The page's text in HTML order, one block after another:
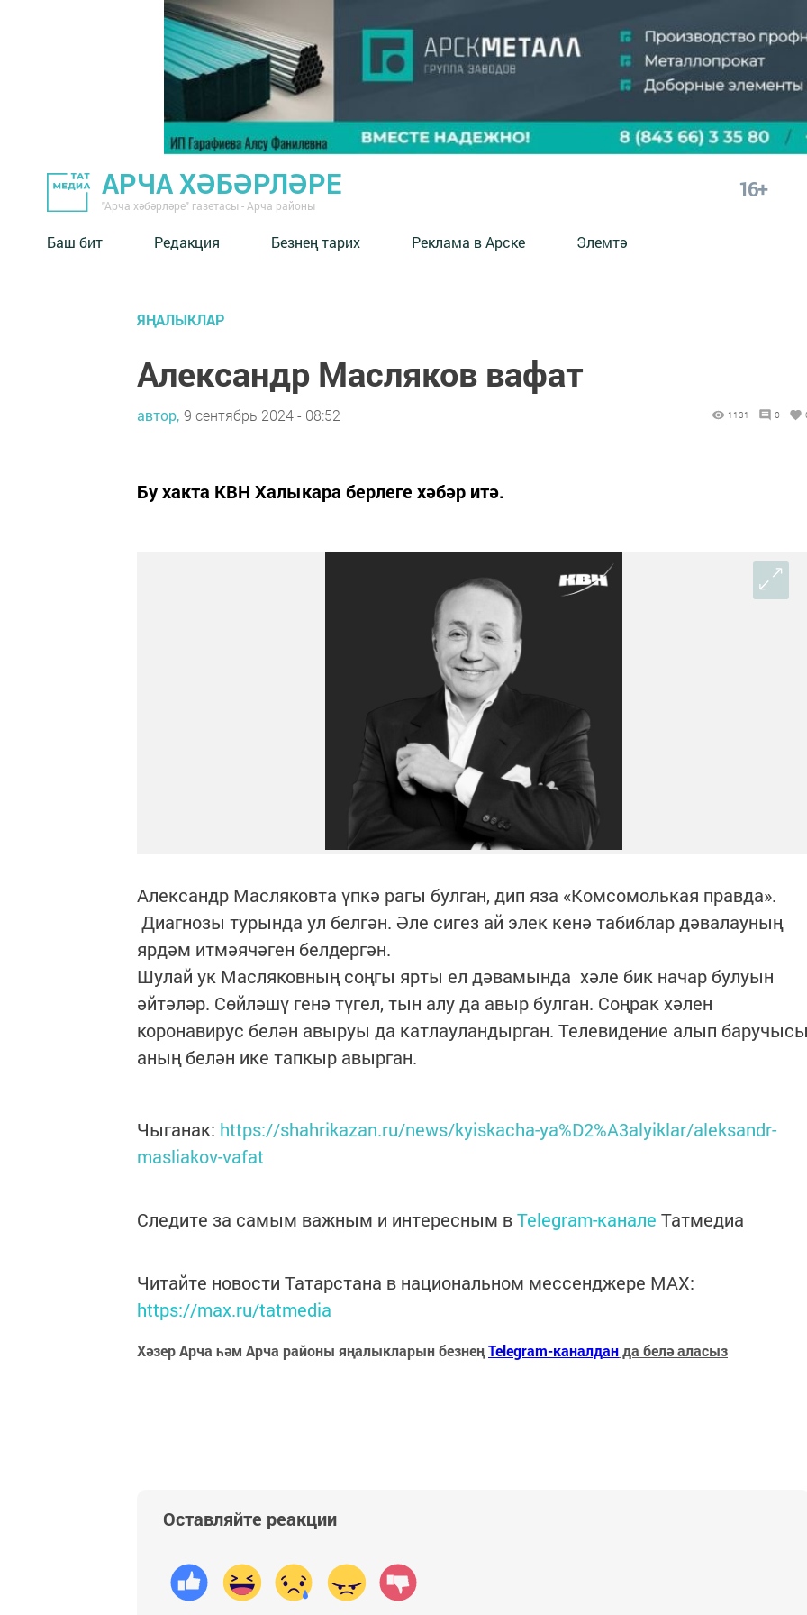
АРЧА ХӘБӘРЛӘРЕ
"Арча хәбәрләре" газетасы - Арча районы
16+
Баш бит Редакция Безнең тарих Реклама в Арске Элемтә
ЯҢАЛЫКЛАР
Александр Масляков вафат
автор, 9 сентябрь 2024 - 08:52 1131 0
Бу хакта КВН Халыкара берлеге хәбәр итә.
Александр Масляковта үпкә рагы булган, дип яза «Комсомолькая правда».
Диагнозы турында ул белгән. Әле сигез ай элек кенә табиблар дәвалауның
ярдәм итмәячәген белдергән.
Шулай ук Масляковның соңгы ярты ел дәвамында хәле бик начар булуын
әйтәләр. Сөйләшү генә түгел, тын алу да авыр булган. Соңрак хәлен
коронавирус белән авыруы да катлауландырган. Телевидение алып
аның белән ике тапкыр авырган.
Чыганак: https://shahrikazan.ru/news/kyiskacha-ya%D2%A3alyiklar/aleksandr-
masliakov-vafat
Следите за самым важным и интересным вTelegram-канале Татмедиа
Читайте новости Татарстана в национальном мессенджере MАХ:
https://max.ru/tatmedia
Хәзер Арча һәм Арча районы яңалыкларын безнеңTelegram-каналданда белә аласыз
Оставляйте реакции